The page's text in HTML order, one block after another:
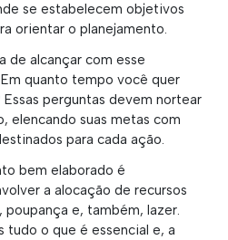
se estabelecem objetivos
orientar o planejamento.
de alcançar com esse
quanto tempo você quer
perguntas devem nortear
elencando suas metas com
para cada ação.
bem elaborado é
a alocação de recursos
poupança e, também, lazer.
tudo o que é essencial e, a